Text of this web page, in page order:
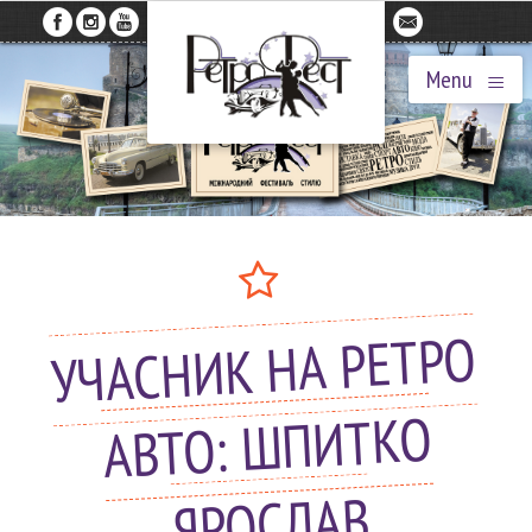
Menu ≡
УЧАСНИК НА РЕТРО
АВТО: ШПИТКО